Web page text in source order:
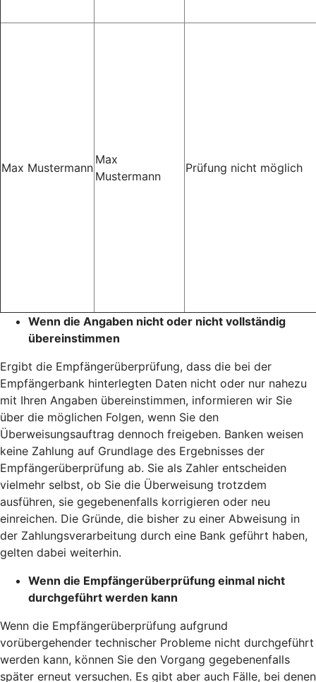
Max Mustermann
Max
Mustermann
Prüfung nicht möglich
Wenn die Angaben nicht oder nicht vollständig
übereinstimmen
Ergibt die Empfängerüberprüfung, dass die bei der
Empfängerbank hinterlegten Daten nicht oder nur nahezu
mit Ihren Angaben übereinstimmen, informieren wir Sie
über die möglichen Folgen, wenn Sie den
Überweisungsauftrag dennoch freigeben. Banken weisen
keine Zahlung auf Grundlage des Ergebnisses der
Empfängerüberprüfung ab. Sie als Zahler entscheiden
vielmehr selbst, ob Sie die Überweisung trotzdem
ausführen, sie gegebenenfalls korrigieren oder neu
einreichen. Die Gründe, die bisher zu einer Abweisung in
der Zahlungsverarbeitung durch eine Bank geführt haben,
gelten dabei weiterhin.
Wenn die Empfängerüberprüfung einmal nicht
durchgeführt werden kann
Wenn die Empfängerüberprüfung aufgrund
vorübergehender technischer Probleme nicht durchgeführt
werden kann, können Sie den Vorgang gegebenenfalls
später erneut versuchen. Es gibt aber auch Fälle, bei denen